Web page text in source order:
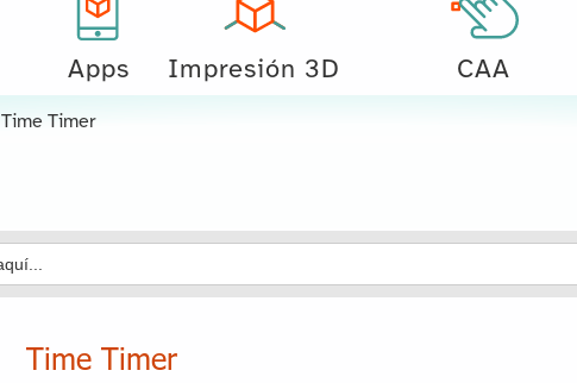
Apps Impresión 3D CAA
Time Timer
Time Timer